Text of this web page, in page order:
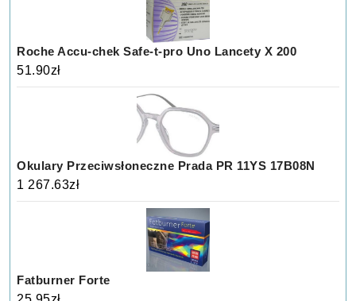
Roche Accu-chek Safe-t-pro Uno Lancety X 200
51.90zł
Okulary Przeciwsłoneczne Prada PR 11YS 17B08N
1 267.63zł
Fatburner Forte